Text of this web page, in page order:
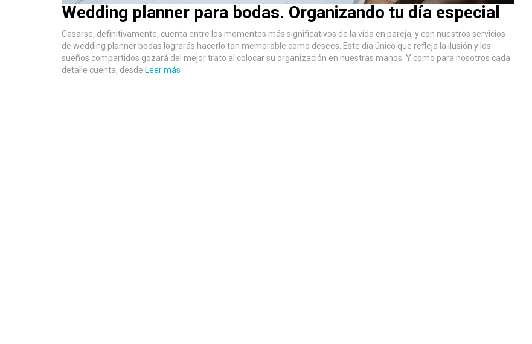
Wedding planner para bodas. Organizando tu día especial
Casarse, definitivamente, cuenta entre los momentos más significativos de la vida en pareja, y con nuestros servicios
de wedding planner bodas lograrás hacerlo tan memorable como desees. Este día único que refleja la ilusión y los
sueños compartidos gozará del mejor trato al colocar su organización en nuestras manos. Y como para nosotros cada
detalle cuenta, desde Leer más